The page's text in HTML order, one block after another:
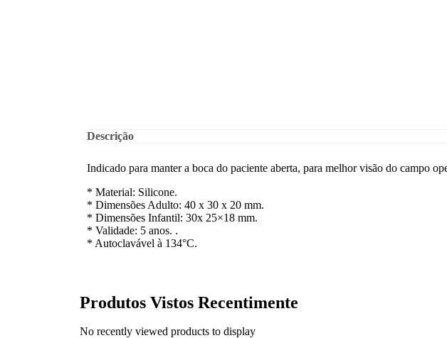
Descrição
Indicado para manter a boca do paciente aberta, para melhor visão do campo
* Material: Silicone.
* Dimensões Adulto: 40 x 30 x 20 mm.
* Dimensões Infantil: 30x 25×18 mm.
* Validade: 5 anos. .
* Autoclavável à 134°C.
Produtos Vistos Recentimente
No recently viewed products to display